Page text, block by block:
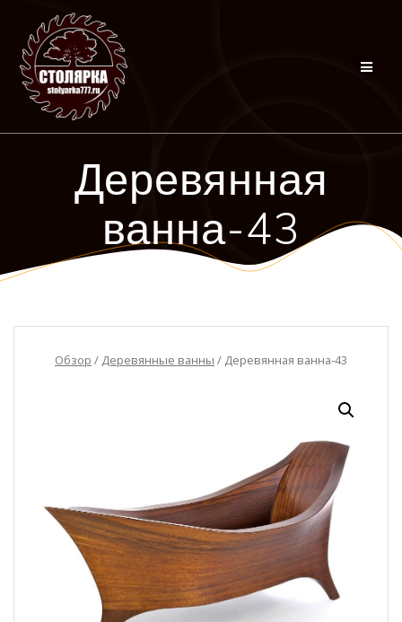
Деревянная
ванна-43
Обзор / Деревянные ванны / Деревянная ванна-43